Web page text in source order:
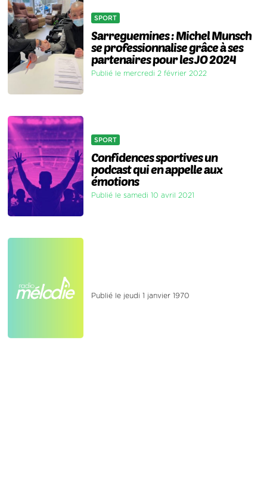
SPORT
Sarreguemines : Michel Munsch
se professionnalise grâce à ses
partenaires pour les JO 2024
Publié le mercredi 2 février 2022
SPORT
Confidences sportives un
podcast qui en appelle aux
émotions
Publié le samedi 10 avril 2021
Publié le jeudi 1 janvier 1970